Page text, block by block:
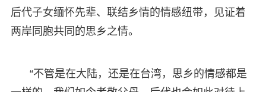
后代子女缅怀先辈、联结乡情的情感纽带，见证着
两岸同胞共同的思乡之情。
“不管是在大陆，还是在台湾，思乡的情感都是